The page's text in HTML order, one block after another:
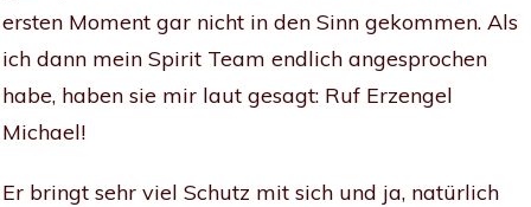
ersten Moment gar nicht in den Sinn gekommen. Als
ich dann mein Spirit Team endlich angesprochen
habe, haben sie mir laut gesagt: Ruf Erzengel
Michael!
Er bringt sehr viel Schutz mit sich und ja, natürlich